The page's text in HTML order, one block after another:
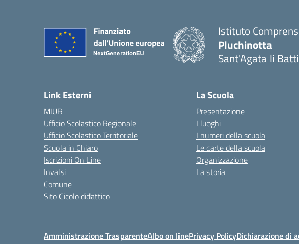
Istituto
Pluchinotta
Sant'Agata li
Link Esterni
MIUR
Ufficio Scolastico Regionale
Ufficio Scolastico Territoriale
Scuola in Chiaro
Iscrizioni On Line
Invalsi
Comune
Sito Cicolo didattico
La Scuola
Presentazione
I luoghi
I numeri della scuola
Le carte della scuola
Organizzazione
La storia
Amministrazione TrasparenteAlbo on linePrivacy PolicyDichiarazione di